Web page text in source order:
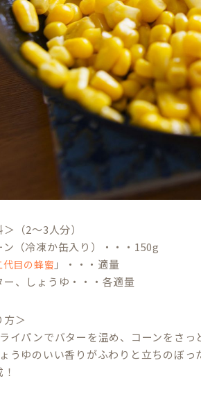
＞（2～3人分）
ン（冷凍か缶入り）・・・150g
代目の蜂蜜 」・・・適量
ー、しょうゆ・・・各適量
方＞
イパンでバターを温め、コーンをさっ
うゆのいい香りがふわりと立ちのぼ